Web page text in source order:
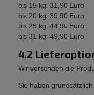
bis 15 kg: 31,90 Euro
bis 20 kg: 39,90 Euro
bis 25 kg: 44,90 Euro
bis 31 kg: 49,90 Euro
4.2
Wir versenden die
Sie haben